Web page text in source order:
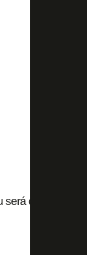
será o árbitro de